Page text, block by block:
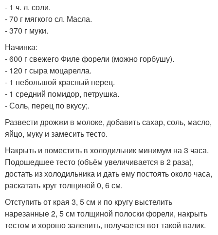
- 1 ч. л. соли.
- 70 г мягкого сл. Масла.
- 370 г муки.
Начинка:
- 600 г свежего Филе форели (можно горбушу).
- 120 г сыра моцарелла.
- 1 небольшой красный перец.
- 1 средний помидор, петрушка.
- Соль, перец по вкусу;.
Развести дрожжи в молоке, добавить сахар, соль, масло,
яйцо, муку и замесить тесто.
Накрыть и поместить в холодильник минимум на 3 часа.
Подошедшее тесто (объём увеличивается в 2 раза),
достать из холодильника и дать ему постоять около часа,
раскатать круг толщиной 0, 6 см.
Отступить от края 3, 5 см и по кругу выстелить
нарезанные 2, 5 см толщиной полоски форели, накрыть
тестом и хорошо залепить, получается вот такой валик.